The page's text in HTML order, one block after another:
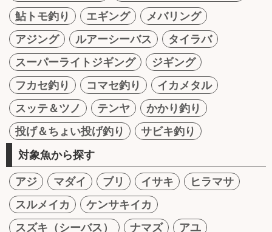
鮎トモ釣り
エギング
メバリング
アジング
ルアーシーバス
タイラバ
スーパーライトジギング
ジギング
フカセ釣り
コマセ釣り
イカメタル
スッテ＆ツノ
テンヤ
かかり釣り
投げ＆ちょい投げ釣り
サビキ釣り
対象魚から探す
アジ マダイ ブリ イサキ
ヒラマサ
スルメイカ
ケンサキイカ
スズキ（シーバス）
ナマズ アユ